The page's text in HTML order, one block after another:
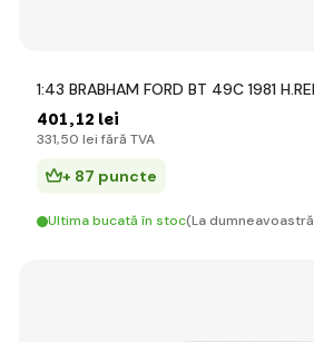
1:43 BRABHAM FORD BT 49C 1981
401,12 lei
331,50 lei fără TVA
+ 87 puncte
Ultima bucată în stoc(La